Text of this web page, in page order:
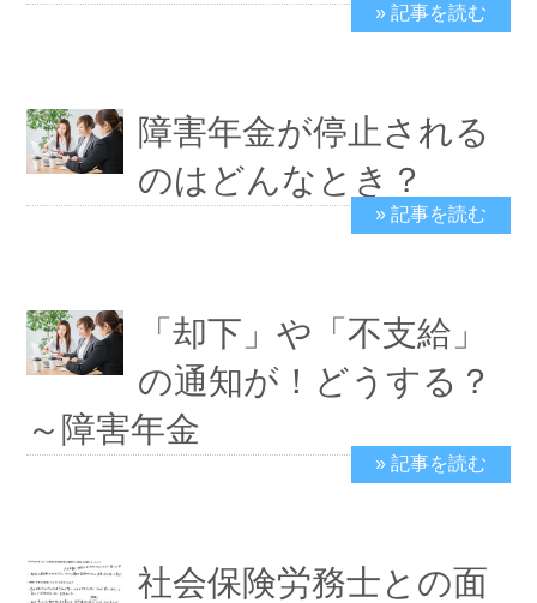
2024/2/4
» 記事を読む
障害年金が停止される
のはどんなとき？
2024/2/4
» 記事を読む
「却下」や「不支給」
の通知が！どうする？
～障害年金
2020/10/11
» 記事を読む
社会保険労務士との面